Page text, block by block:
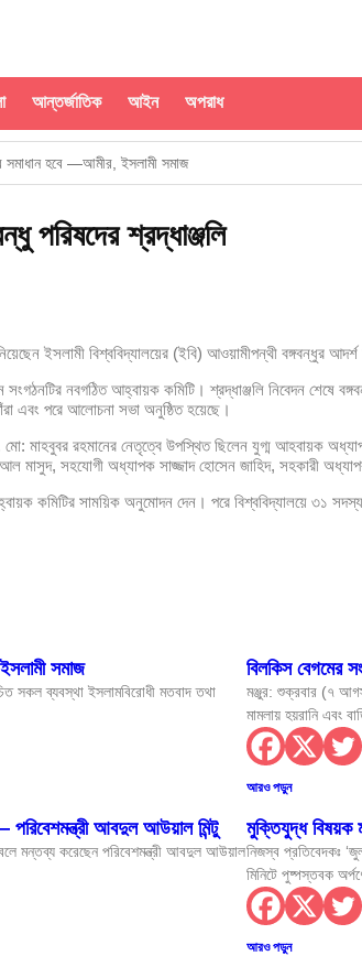
আন্তর্জাতিক আইন অপরাধ
সমাধান হবে —আমীর, ইসলামী সমাজ
এর ডাক দিয়েছিলেন— পরিবেশমন্ত্রী আবদুল আউয়াল মিন্টু
টেকসই সমাধান: স্থানীয় সরকার মন্ত্রী
বেসামরিক বিমান পরিবহন ও পর্যটন মন্ত্রীর
করার আহ্বান স্বরাষ্ট্রমন্ত্রীর
সম্প্রীতির ভিত্তিভূমি তথ্যমন্ত্রী
হবে ….স্বাস্থ্যমন্ত্রী
ফকির মাহবুব আনাম
পরিষদের শ্রদ্ধাঞ্জলি
ইসলামী বিশ্ববিদ্যালয়ের (ইবি) আওয়ামীপন্থী বঙ্গবন্ধুর আদর্শ
সংগঠনটির নবগঠিত আহ্বায়ক কমিটি। শ্রদ্ধাঞ্জলি নিবেদন
এবং পরে আলোচনা সভা অনুষ্ঠিত হয়েছে।
রহমানের নেতৃত্বে উপস্থিত ছিলেন যুগ্ম আহবায়ক
সহযোগী অধ্যাপক সাজ্জাদ হোসেন জাহিদ, সহকারী
কমিটির সাময়িক অনুমোদন দেন। পরে বিশ্ববিদ্যালয়ে ৩১
সমাজ
সকল ব্যবস্থা ইসলামবিরোধী মতবাদ তথা
বিলকিস বেগমের
মঞ্জুর: শুক্রবার (৭
মামলায় হয়রানি এবং
আরও পড়ুন
পরিবেশমন্ত্রী আবদুল আউয়াল মিন্টু
মন্তব্য করেছেন পরিবেশমন্ত্রী আবদুল আউয়াল
মুক্তিযুদ্ধ বিষয়ক
নিজস্ব প্রতিবেদকঃ
মিনিটে পুষ্পস্তবক
আরও পড়ুন